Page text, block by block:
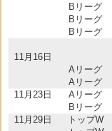
Bリーグ
Bリーグ
Bリーグ
11月16日
Aリーグ
Aリーグ
11月23日
Aリーグ
Bリーグ
11月29日
トップW